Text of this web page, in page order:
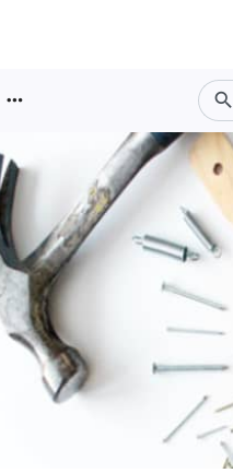
more_horiz search